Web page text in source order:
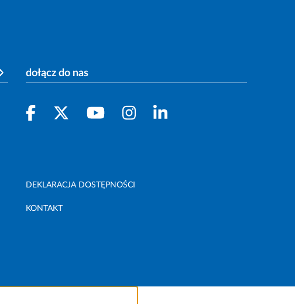
dołącz do nas
DEKLARACJA DOSTĘPNOŚCI
KONTAKT